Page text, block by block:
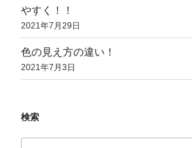
やすく！！
2021年7月29日
色の見え方の違い！
2021年7月3日
検索